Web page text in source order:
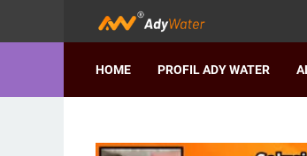
HOME PROFIL ADY WATER